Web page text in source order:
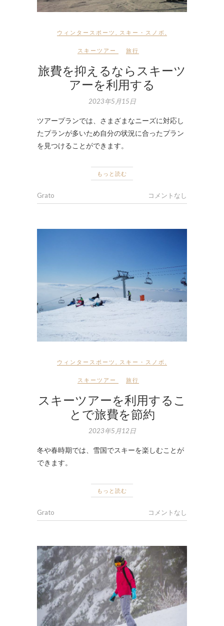
ウィンタースポーツ スキー・スノボ
スキーツアー 旅行
旅費を抑えるならスキーツ
アーを利用する
2023年5月15日
ツアープランでは、さまざまなニーズに対応し
たプランが多いため自分の状況に合ったプラン
を見つけることができます。
もっと読む
Grato コメントなし
ウィンタースポーツ スキー・スノボ
スキーツアー 旅行
スキーツアーを利用するこ
とで旅費を節約
2023年5月12日
冬や春時期では、雪国でスキーを楽しむことが
できます。
もっと読む
Grato コメントなし